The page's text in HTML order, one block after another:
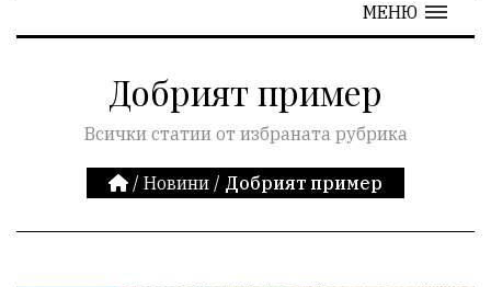
МЕНЮ
Добрият пример
Всички статии от избраната рубрика
/ Новини / Добрият пример